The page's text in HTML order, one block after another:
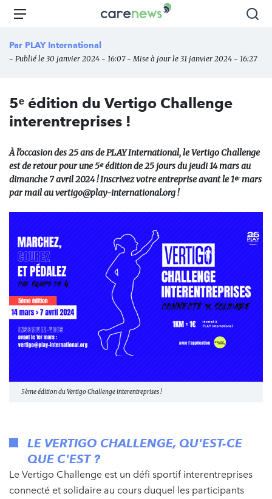
Aller
principal
Carenews,
média
des
l'engagement
Menu
Par PLAY International
- Publié le 30 janvier 2024 - 16:07 - Mise à jour le 31 janvier 2024 - 16:27
5ᵉ édition du Vertigo Challenge
interentreprises !
À l'occasion des 25 ans de PLAY International, le Vertigo Challenge
est de retour pour une 5ᵉ édition de 25 jours du jeudi 14 mars au
dimanche 7 avril 2024 ! Inscrivez votre entreprise avant le 1ᵉʳ mars
par mail au vertigo@play-international.org !
5ème édition du Vertigo Challenge interentreprises !
LE VERTIGO CHALLENGE, QU'EST-CE
QUE C'EST ?
Le Vertigo Challenge est un défi sportif interentreprises
connecté et solidaire au cours duquel les participants